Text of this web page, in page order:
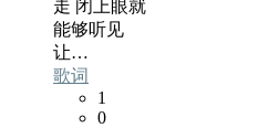
走 闭上眼就
能够听见
让…
歌词
1
0